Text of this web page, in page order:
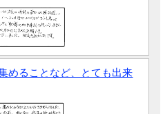
めることなど、とても出来